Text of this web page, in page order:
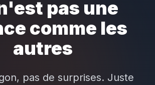
pas une
comme les
autres
pas de surprises. Juste